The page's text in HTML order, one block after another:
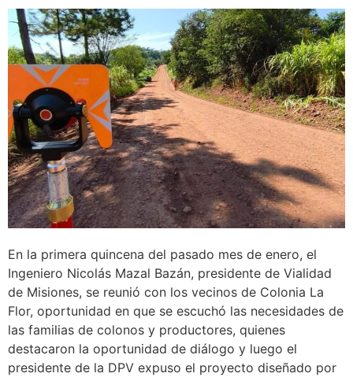
En la primera quincena del pasado mes de enero, el
Ingeniero Nicolás Mazal Bazán, presidente de Vialidad
de Misiones, se reunió con los vecinos de Colonia La
Flor, oportunidad en que se escuchó las necesidades de
las familias de colonos y productores, quienes
destacaron la oportunidad de diálogo y luego el
presidente de la DPV expuso el proyecto diseñado por